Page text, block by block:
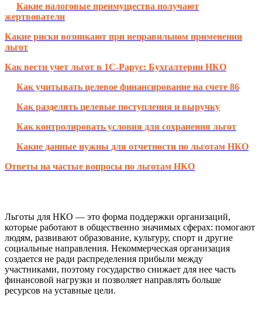
Какие налоговые преимущества получают
жертвователи
Какие риски возникают при неправильном применении
льгот
Как вести учет льгот в 1С-Рарус: Бухгалтерии НКО
Как учитывать целевое финансирование на счете 86
Как разделять целевые поступления и выручку
Как контролировать условия для сохранения льгот
Какие данные нужны для отчетности по льготам НКО
Ответы на частые вопросы по льготам НКО
Льготы для НКО — это форма поддержки организаций,
которые работают в общественно значимых сферах: помогают
людям, развивают образование, культуру, спорт и другие
социальные направления. Некоммерческая организация
создается не ради распределения прибыли между
участниками, поэтому государство снижает для нее часть
финансовой нагрузки и позволяет направлять больше
ресурсов на уставные цели.